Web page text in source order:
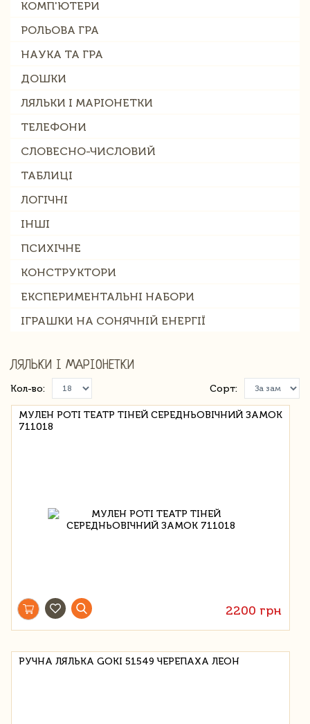
КОМП'ЮТЕРИ
РОЛЬОВА ГРА
НАУКА ТА ГРА
ДОШКИ
ЛЯЛЬКИ І МАРІОНЕТКИ
ТЕЛЕФОНИ
СЛОВЕСНО-ЧИСЛОВИЙ
ТАБЛИЦІ
ЛОГІЧНІ
ІНШІ
ПСИХІЧНЕ
КОНСТРУКТОРИ
ЕКСПЕРИМЕНТАЛЬНІ НАБОРИ
ІГРАШКИ НА СОНЯЧНІЙ ЕНЕРГІЇ
ЛЯЛЬКИ І МАРІОНЕТКИ
Кол-во: Сорт:
МУЛЕН РОТІ ТЕАТР ТІНЕЙ СЕРЕДНЬОВІЧНИЙ ЗАМОК
711018
2200 грн
РУЧНА ЛЯЛЬКА GOKI 51549 ЧЕРЕПАХА ЛЕОН